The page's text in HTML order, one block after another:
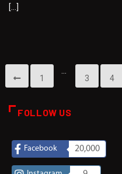
[…]
1
3
4
FOLLOW US
Facebook 20,000